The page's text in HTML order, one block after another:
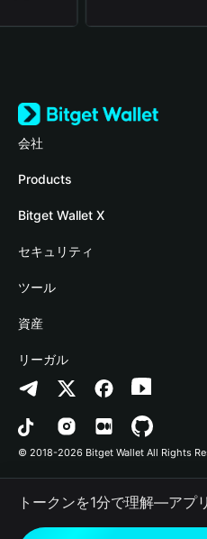
会社
Bitget Walletについて
ブログ
アカデミー
暗号資産ニュース
Help Center
お問い合わせ
ブランドリソース
キャリア
Products
Crypto Card
Stablecoin Earn
Payfi Crypto
Crypto Swap API
Altcoin Season Index
Prediction Markets
DApp
RWA
Bitget Wallet X
デベロッパー
ウォレットを接続
Bitget Wallet Pay
プロジェクトを掲載
セキュリティ
保護基金
セキュリティ技術
ツール
暗号資産を購入
認証検出
コントラクト検出
一括送金
資産
Arbitrum
Avalanche
Bitcoin
Polygon
リーガル
プライバシーポリシー
利用規約
© 2018-2026 Bitget Wallet All Rights
トークンを1分で理解―アプ